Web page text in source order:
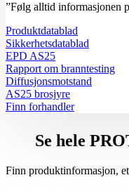
”Følg alltid informasjonen
Produktdatablad
Sikkerhetsdatablad
EPD AS25
Rapport om branntesting
Diffusjonsmotstand
AS25 brosjyre
Finn forhandler
Se hele
Finn produktinformasjon,